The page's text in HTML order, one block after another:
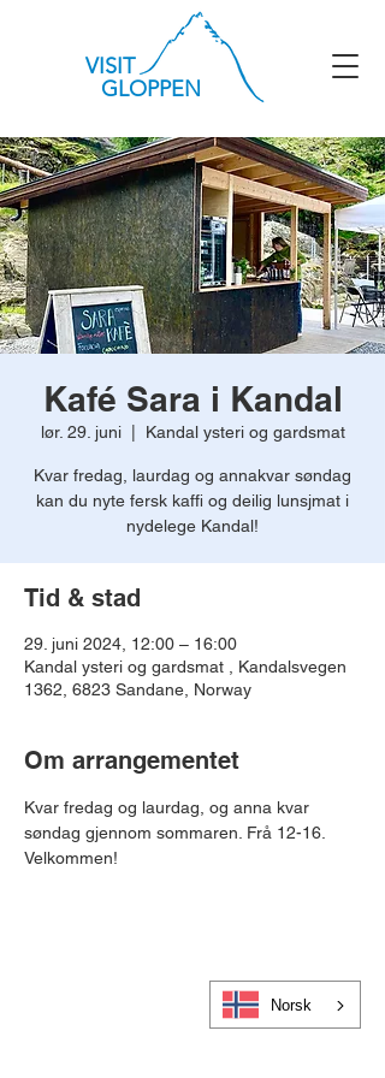
VISIT
GLOPPEN
Kafé Sara i Kandal
lør. 29. juni
  |
Kandal ysteri og gardsmat
Kvar fredag, laurdag og annakvar søndag
kan du nyte fersk kaffi og deilig lunsjmat i
nydelege Kandal!
Tid & stad
29. juni 2024, 12:00 – 16:00
Kandal ysteri og gardsmat , Kandalsvegen
1362, 6823 Sandane, Norway
Om arrangementet
Kvar fredag og laurdag, og anna kvar
søndag gjennom sommaren. Frå 12-16.
Velkommen!
Norsk